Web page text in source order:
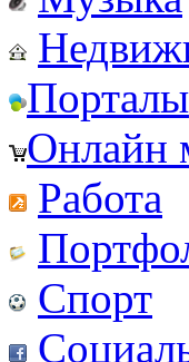
Порталы
Онлайн
Работа
Спорт